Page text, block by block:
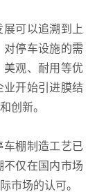
可以追溯到上
停车设施的需
美观、耐用等优
业开始引进膜结
创新。
车棚制造工艺已
仅在国内市场
市场的认可。